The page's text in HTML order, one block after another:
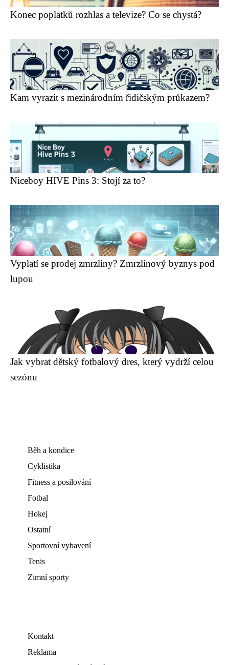
Konec poplatků rozhlas a televize? Co se chystá?
Kam vyrazit s mezinárodním řidičským průkazem?
Niceboy HIVE Pins 3: Stojí za to?
Vyplatí se prodej zmrzliny? Zmrzlinový byznys pod
lupou
Jak vybrat dětský fotbalový dres, který vydrží celou
sezónu
Běh a kondice
Cyklistika
Fitness a posilování
Fotbal
Hokej
Ostatní
Sportovní vybavení
Tenis
Zimní sporty
Kontakt
Reklama